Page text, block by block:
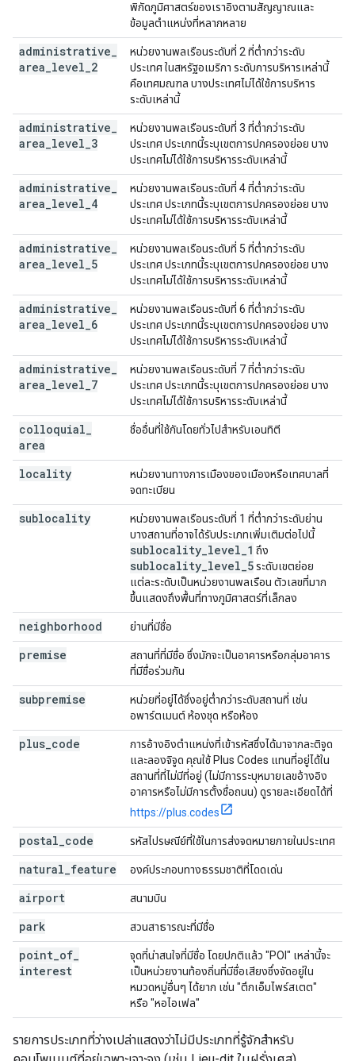
พิกัดภูมิศาสตร์ของเราอิงตามสัญญาณและ
ข้อมูลตำแหน่งที่หลากหลาย
administrative
area level 2
หน่วยงานพลเรือนระดับที่ 2 ที่ต่ำกว่าระดับ
ประเทศ ในสหรัฐอเมริกา ระดับการบริหารเหล่านี้
คือเทศมณฑล บางประเทศไม่ได้ใช้การบริหาร
ระดับเหล่านี้
administrative
area level 3
หน่วยงานพลเรือนระดับที่ 3 ที่ต่ำกว่าระดับ
ประเทศ ประเภทนี้ระบุเขตการปกครองย่อย บาง
ประเทศไม่ได้ใช้การบริหารระดับเหล่านี้
administrative
area level 4
หน่วยงานพลเรือนระดับที่ 4 ที่ต่ำกว่าระดับ
ประเทศ ประเภทนี้ระบุเขตการปกครองย่อย บาง
ประเทศไม่ได้ใช้การบริหารระดับเหล่านี้
administrative
area level 5
หน่วยงานพลเรือนระดับที่ 5 ที่ต่ำกว่าระดับ
ประเทศ ประเภทนี้ระบุเขตการปกครองย่อย บาง
ประเทศไม่ได้ใช้การบริหารระดับเหล่านี้
administrative
area level 6
หน่วยงานพลเรือนระดับที่ 6 ที่ต่ำกว่าระดับ
ประเทศ ประเภทนี้ระบุเขตการปกครองย่อย บาง
ประเทศไม่ได้ใช้การบริหารระดับเหล่านี้
administrative
area level 7
หน่วยงานพลเรือนระดับที่ 7 ที่ต่ำกว่าระดับ
ประเทศ ประเภทนี้ระบุเขตการปกครองย่อย บาง
ประเทศไม่ได้ใช้การบริหารระดับเหล่านี้
colloquial
area
ชื่ออื่นที่ใช้กันโดยทั่วไปสำหรับเอนทิตี
locality
หน่วยงานทางการเมืองของเมืองหรือเทศบาลที่
จดทะเบียน
sublocality
หน่วยงานพลเรือนระดับที่ 1 ที่ต่ำกว่าระดับย่าน
บางสถานที่อาจได้รับประเภทเพิ่มเติมต่อไปนี้
sublocality level 1 ถึง
sublocality level 5ระดับเขตย่อย
แต่ละระดับเป็นหน่วยงานพลเรือน ตัวเลขที่มาก
ขึ้นแสดงถึงพื้นที่ทางภูมิศาสตร์ที่เล็กลง
neighborhood ย่านที่มีชื่อ
premise
สถานที่ที่มีชื่อ ซึ่งมักจะเป็นอาคารหรือกลุ่มอาคาร
ที่มีชื่อร่วมกัน
subpremise
หน่วยที่อยู่ได้ซึ่งอยู่ต่ำกว่าระดับสถานที่ เช่น
อพาร์ตเมนต์ ห้องชุด หรือห้อง
plus code
การอ้างอิงตำแหน่งที่เข้ารหัสซึ่งได้มาจากละติจูด
และลองจิจูด คุณใช้ Plus Codes แทนที่อยู่ได้ใน
สถานที่ที่ไม่มีที่อยู่ (ไม่มีการระบุหมายเลขอ้างอิง
อาคารหรือไม่มีการตั้งชื่อถนน) ดูรายละเอียดได้ที่
https://plus.codes
postal code รหัสไปรษณีย์ที่ใช้ในการส่งจดหมายภายในประเทศ
natural feature องค์ประกอบทางธรรมชาติที่โดดเด่น
airport สนามบิน
park สวนสาธารณะที่มีชื่อ
point of
interest
จุดที่น่าสนใจที่มีชื่อ โดยปกติแล้ว "POI" เหล่านี้จะ
เป็นหน่วยงานท้องถิ่นที่มีชื่อเสียงซึ่งจัดอยู่ใน
หมวดหมู่อื่นๆ ได้ยาก เช่น "ตึกเอ็มไพร์สเตต"
หรือ "หอไอเฟล"
รายการประเภทที่ว่างเปล่าแสดงว่าไม่มีประเภทที่รู้จักสำหรับ